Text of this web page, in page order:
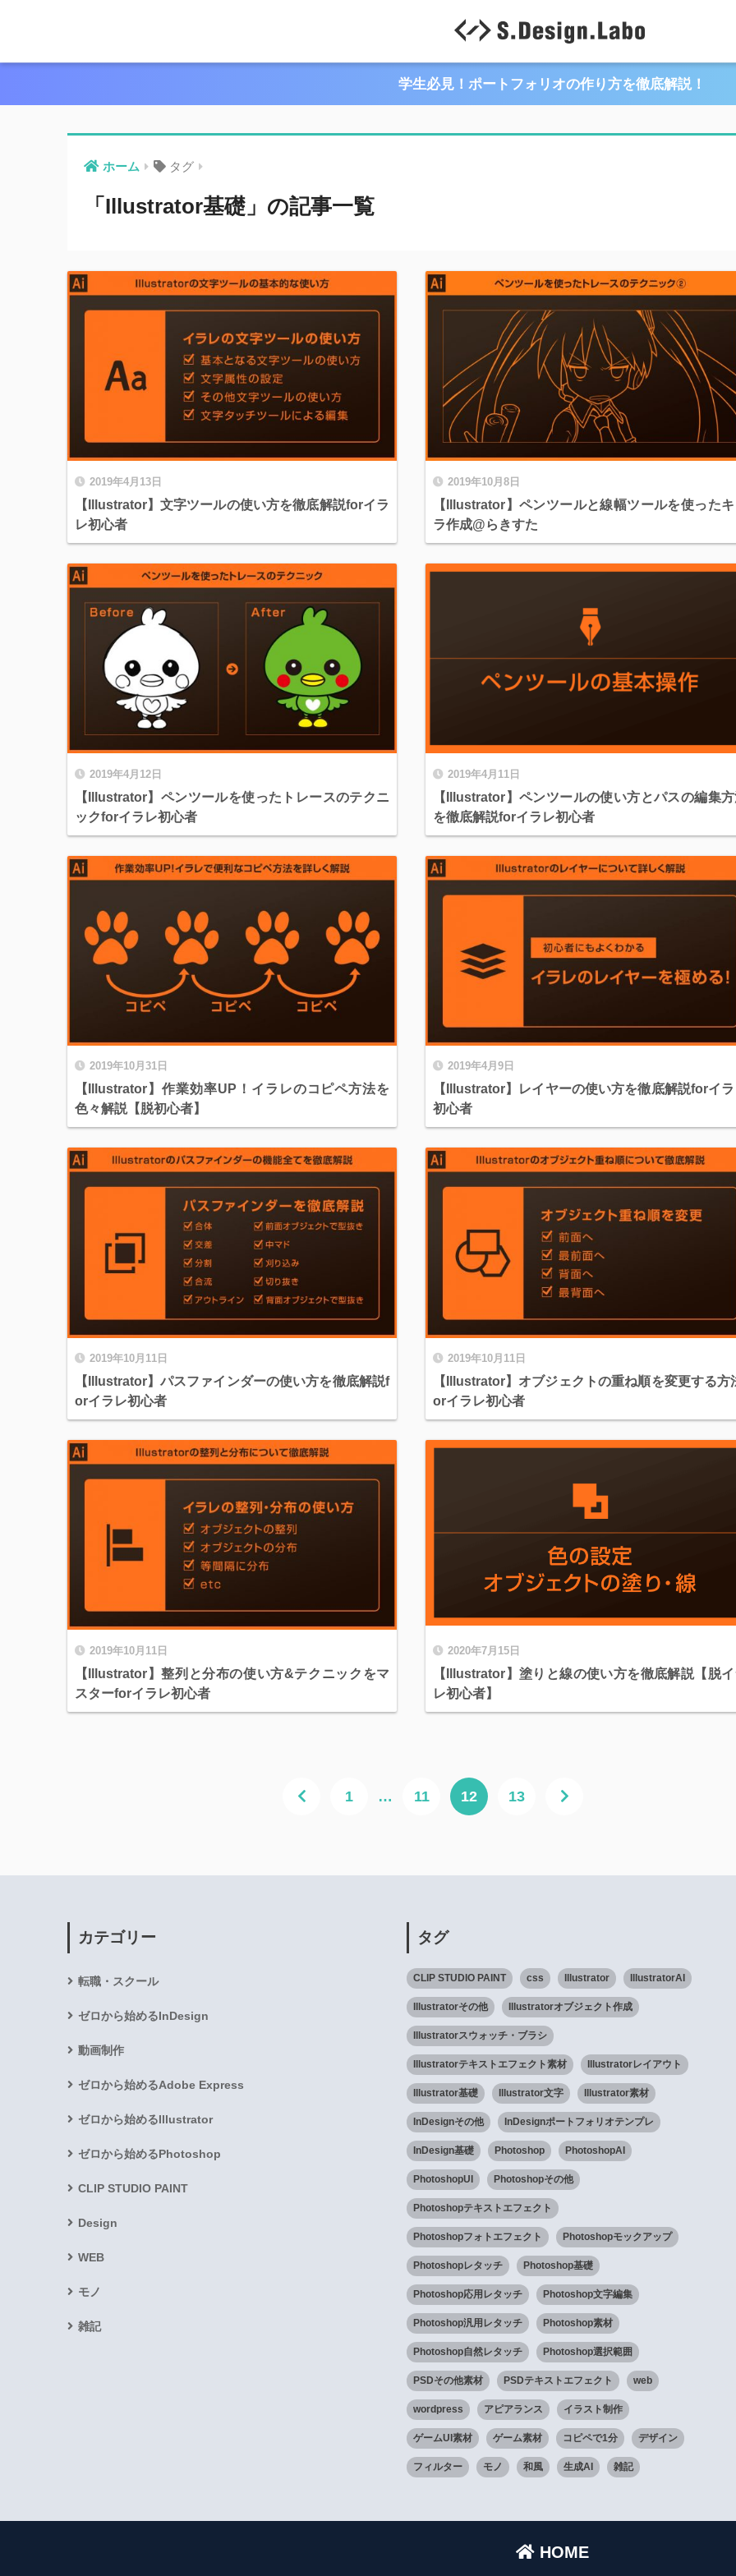
学生必見！ポートフォリオの作り方を徹底解説！
ホーム タグ
「Illustrator基礎」の記事一覧
2019年4月13日
【Illustrator】文字ツールの使い方を徹底解説forイラ
レ初心者
2019年10月8日
【Illustrator】ペンツールと線幅ツールを使った
ラ作成@らきすた
2019年4月12日
【Illustrator】ペンツールを使ったトレースのテクニ
ックforイラレ初心者
2019年4月11日
【Illustrator】ペンツールの使い方とパスの編集
を徹底解説forイラレ初心者
2019年10月31日
【Illustrator】作業効率UP！イラレのコピペ方法を
色々解説【脱初心者】
2019年4月9日
【Illustrator】レイヤーの使い方を徹底解説forイ
初心者
2019年10月11日
【Illustrator】パスファインダーの使い方を徹底解説f
orイラレ初心者
2019年10月11日
【Illustrator】オブジェクトの重ね順を変更する方
orイラレ初心者
2019年10月11日
【Illustrator】整列と分布の使い方&テクニックをマ
スターforイラレ初心者
2020年7月15日
【Illustrator】塗りと線の使い方を徹底解説【脱
レ初心者】
1 … 11 12 13
カテゴリー
転職・スクール
ゼロから始めるInDesign
動画制作
ゼロから始めるAdobe Express
ゼロから始めるIllustrator
ゼロから始めるPhotoshop
CLIP STUDIO PAINT
Design
WEB
モノ
雑記
タグ
CLIP STUDIO PAINT css Illustrator IllustratorAI
Illustratorその他 Illustratorオブジェクト作成
Illustratorスウォッチ・ブラシ
Illustratorテキストエフェクト素材 Illustratorレイアウト
Illustrator基礎 Illustrator文字 Illustrator素材
InDesignその他 InDesignポートフォリオテンプレ
InDesign基礎 Photoshop PhotoshopAI
PhotoshopUI Photoshopその他
Photoshopテキストエフェクト
Photoshopフォトエフェクト Photoshopモックアップ
Photoshopレタッチ Photoshop基礎
Photoshop応用レタッチ Photoshop文字編集
Photoshop汎用レタッチ Photoshop素材
Photoshop自然レタッチ Photoshop選択範囲
PSDその他素材 PSDテキストエフェクト web
wordpress アピアランス イラスト制作
ゲームUI素材 ゲーム素材 コピペで1分 デザイン
フィルター モノ 和風 生成AI 雑記
HOME